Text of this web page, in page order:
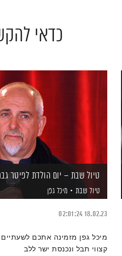
כדאי
טיול שבת – יום הולדת לפיטר
טיול שבת מיכל גפן
18.02.23
02:01:24
מיכל גפן מזמינה אתכם
קצווי תבל ונכנסת ישר ללב